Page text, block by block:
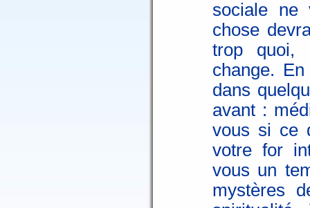
sociale ne
chose
trop quoi,
change.
dans
avant :
vous si ce
votre for
vous un
mystères